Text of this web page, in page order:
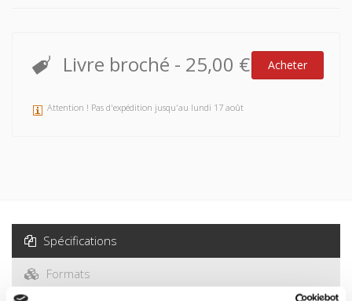
Livre broché - 25,00 € Acheter
Attention ! Pas d'expédition jusqu'au lundi 17 août
Spécifications
Formats